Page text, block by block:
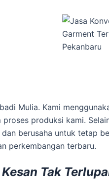
Mulia. Kami
produksi kami.
berusaha untuk tetap
perkembangan terbaru.
Tak